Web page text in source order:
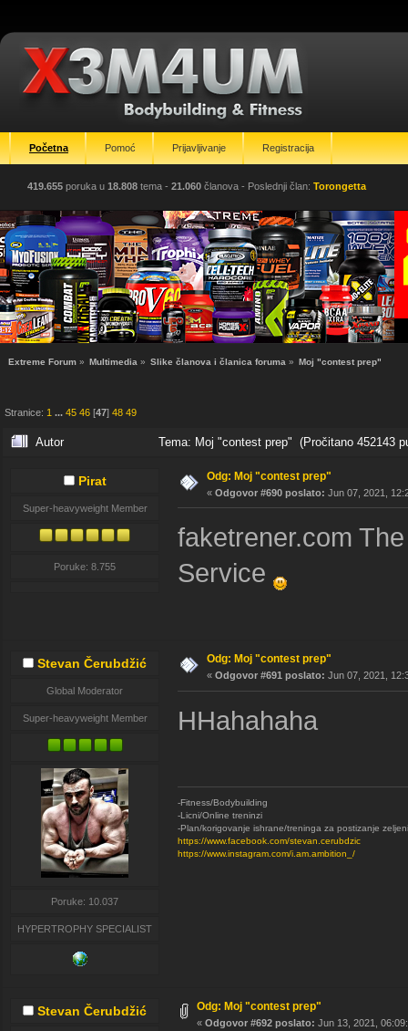
Početna Pomoć Prijavljivanje Registracija
419.655 poruka u 18.808 tema - 21.060 članova - Poslednji član: Torongetta
Extreme Forum » Multimedia » Slike članova i članica foruma » Moj "contest prep"
Stranice:1 ...45 46 [47]48 49
Autor Tema: Moj "contest prep" (Pročitano 452143
Pirat
Super-heavyweight Member
Poruke: 8.755
Odg: Moj "contest prep"
« Odgovor #690 poslato: Jun 07, 2021,
faketrener.com
Service
Stevan Čerubdžić
Global Moderator
Super-heavyweight Member
Poruke: 10.037
HYPERTROPHY SPECIALIST
Odg: Moj "contest prep"
« Odgovor #691 poslato: Jun 07, 2021,
HHahahaha
-Fitness/Bodybuilding
-Licni/Online treninzi
-Plan/korigovanje ishrane/treninga za postizanje
https://www.facebook.com/stevan.cerubdzic
https://www.instagram.com/i.am.ambition_/
Stevan Čerubdžić Odg: Moj "contest prep"
« Odgovor #692 poslato: Jun 13, 2021,